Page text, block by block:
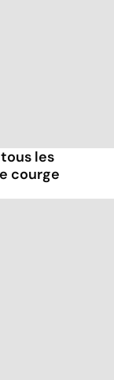
les
courge